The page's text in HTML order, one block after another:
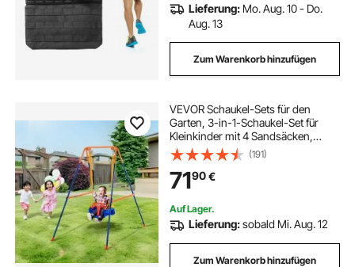
Lieferung: Mo. Aug. 10 - Do.
Aug. 13
Zum Warenkorb hinzufügen
VEVOR Schaukel-Sets für den
Garten, 3-in-1-Schaukel-Set für
Kleinkinder mit 4 Sandsäcken,
faltbarem Metallständer, einfach
aufzubauen, Schaukel-Set für
drinnen und draußen für Kinder von
3–6 Jahren, Jugendliche von 6–10
Jahren und Teenager ab 10 Jahren
(191)
7190€
Auf Lager.
Lieferung:sobald Mi. Aug. 12
Zum Warenkorb hinzufügen